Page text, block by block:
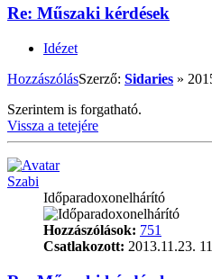
Re: Műszaki kérdések
Idézet
HozzászólásSzerző: Sidaries »
Szerintem is forgatható.
Vissza a tetejére
Szabi
Időparadoxonelhárító
Hozzászólások: 751
Csatlakozott: 2013.11.23.